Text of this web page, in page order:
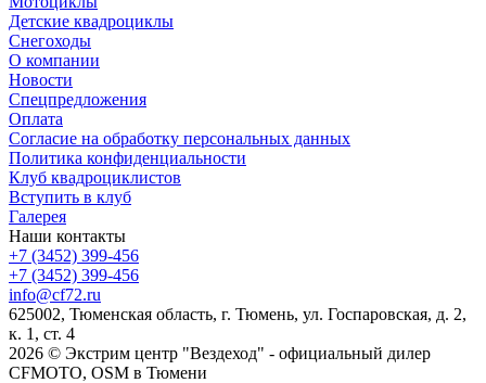
Детские квадроциклы
Снегоходы
О компании
Новости
Спецпредложения
Оплата
Согласие на обработку персональных данных
Политика конфиденциальности
Клуб квадроциклистов
Вступить в клуб
Галерея
Наши контакты
+7 (3452) 399-456
+7 (3452) 399-456
info@cf72.ru
625002, Тюменская область, г. Тюмень, ул. Госпаровская, д. 2,
к. 1, ст. 4
2026 © Экстрим центр "Вездеход" - официальный дилер
CFMOTO, OSM в Тюмени